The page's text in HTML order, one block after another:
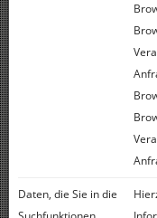
Daten, die Sie in die